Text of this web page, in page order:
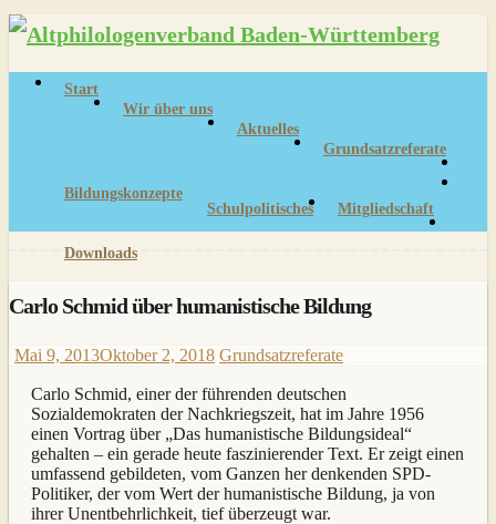
Skip
Start
Wir über uns
Aktuelles
Grundsatzreferate
Bildungskonzepte
Schulpolitisches
Mitgliedschaft
Downloads
Carlo Schmid über humanistische Bildung
Mai 9, 2013Oktober 2, 2018 Grundsatzreferate
Carlo Schmid, einer der führenden deutschen
Sozialdemokraten der Nachkriegszeit, hat im Jahre 1956
einen Vortrag über „Das humanistische Bildungsideal“
gehalten – ein gerade heute faszinierender Text. Er zeigt einen
umfassend gebildeten, vom Ganzen her denkenden SPD-
Politiker, der vom Wert der humanistische Bildung, ja von
ihrer Unentbehrlichkeit, tief überzeugt war.